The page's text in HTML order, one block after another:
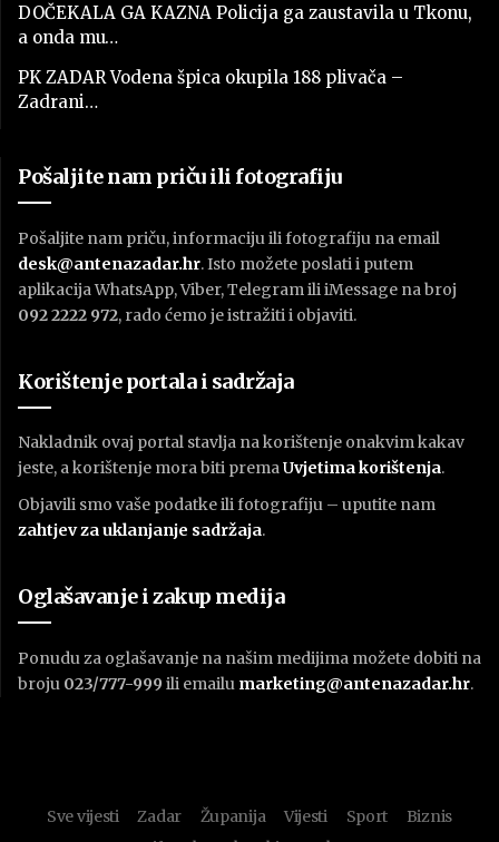
DOČEKALA GA KAZNA Policija ga zaustavila u Tkonu,
a onda mu…
PK ZADAR Vodena špica okupila 188 plivača –
Zadrani…
Pošaljite nam priču ili fotografiju
Pošaljite nam priču, informaciju ili fotografiju na email
desk@antenazadar.hr. Isto možete poslati i putem
aplikacija WhatsApp, Viber, Telegram ili iMessage na broj
092 2222 972, rado ćemo je istražiti i objaviti.
Korištenje portala i sadržaja
Nakladnik ovaj portal stavlja na korištenje onakvim kakav
jeste, a korištenje mora biti premaUvjetima korištenja.
Objavili smo vaše podatke ili fotografiju – uputite nam
zahtjev za uklanjanje sadržaja.
Oglašavanje i zakup medija
Ponudu za oglašavanje na našim medijima možete dobiti na
broju 023/777-999 ili emailu marketing@antenazadar.hr.
Sve vijesti Zadar Županija Vijesti Sport
Biznis